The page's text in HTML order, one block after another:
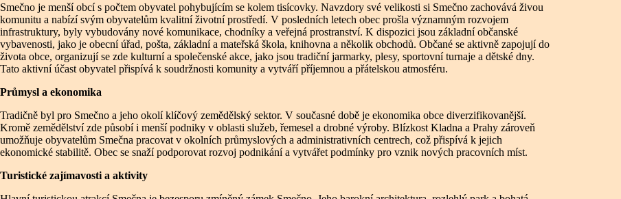
Smečno je menší obcí s počtem obyvatel pohybujícím se kolem tisícovky. Navzdory své velikosti si Smečno zachovává živou
komunitu a nabízí svým obyvatelům kvalitní životní prostředí. V posledních letech obec prošla významným rozvojem
infrastruktury, byly vybudovány nové komunikace, chodníky a veřejná prostranství. K dispozici jsou základní občanské
vybavenosti, jako je obecní úřad, pošta, základní a mateřská škola, knihovna a několik obchodů. Občané se aktivně zapojují do
života obce, organizují se zde kulturní a společenské akce, jako jsou tradiční jarmarky, plesy, sportovní turnaje a dětské dny.
Tato aktivní účast obyvatel přispívá k soudržnosti komunity a vytváří příjemnou a přátelskou atmosféru.
Průmysl a ekonomika
Tradičně byl pro Smečno a jeho okolí klíčový zemědělský sektor. V současné době je ekonomika obce diverzifikovanější.
Kromě zemědělství zde působí i menší podniky v oblasti služeb, řemesel a drobné výroby. Blízkost Kladna a Prahy zároveň
umožňuje obyvatelům Smečna pracovat v okolních průmyslových a administrativních centrech, což přispívá k jejich
ekonomické stabilitě. Obec se snaží podporovat rozvoj podnikání a vytvářet podmínky pro vznik nových pracovních míst.
Turistické zajímavosti a aktivity